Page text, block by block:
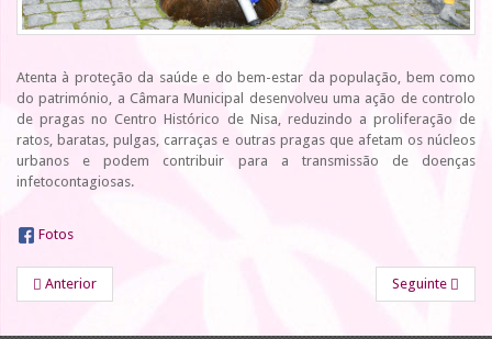
Atenta à proteção da saúde e do bem-estar da população, bem como
do património, a Câmara Municipal desenvolveu uma ação de controlo
de pragas no Centro Histórico de Nisa, reduzindo a proliferação de
ratos, baratas, pulgas, carraças e outras pragas que afetam os núcleos
urbanos e podem contribuir para a transmissão de doenças
infetocontagiosas.
Fotos
Anterior Seguinte